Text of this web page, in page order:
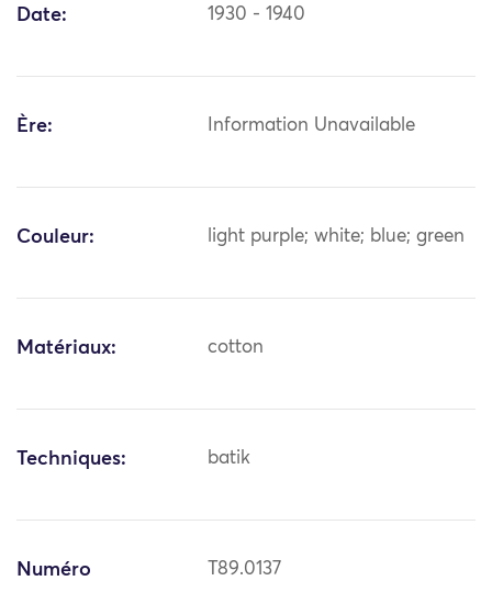
Date: 1930 - 1940
Ère: Information Unavailable
Couleur: light purple; white; blue; green
Matériaux: cotton
Techniques: batik
Numéro
T89.0137